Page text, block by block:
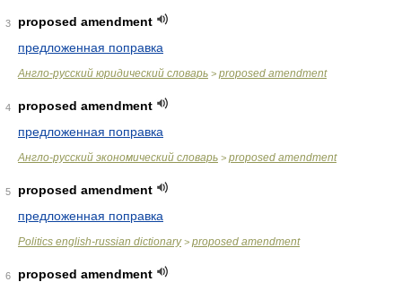
3
proposed amendment
предложенная поправка
Англо-русский юридический словарь > proposed amendment
4
proposed amendment
предложенная поправка
Англо-русский экономический словарь > proposed amendment
5
proposed amendment
предложенная поправка
Politics english-russian dictionary> proposed amendment
6
proposed amendment